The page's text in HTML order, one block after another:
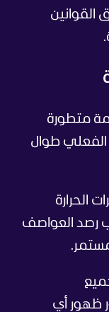
القوانين
متطورة
الفعلي طوال
الحرارة
رصد العواصف
مستمر.
ظهور أي